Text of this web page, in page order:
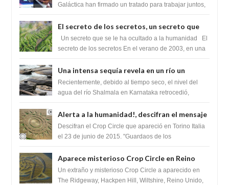
tratado para acabar con los Sionistas?
Galáctica han firmado un tratado para trabajar juntos,
El secreto de los secretos, un secreto que
cambiaría por completo el destino de la
humanidad
Un secreto que se le ha ocultado a la humanidad El
secreto de los secretos En el verano de 2003, en una
Una intensa sequía revela en un río un
impresionante hallazgo de miles de Shiva
Lingas
Recientemente, debido al tiempo seco, el nivel del
agua del río Shalmala en Karnataka retrocedió,
Alerta a la humanidad!, descifran el mensaje
del Crop Circle de Torino ,Italia
Descifran el Crop Circle que apareció en Torino Italia
el 23 de junio de 2015. "Guardaos de los
Aparece misterioso Crop Circle en Reino
Unido 23 de junio 2016
Un extraño y misterioso Crop Circle a aparecido en
The Ridgeway, Hackpen Hill, Wiltshire, Reino Unido,